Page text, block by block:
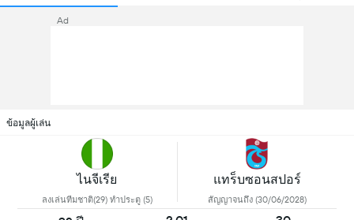
Ad
ข้อมูลผู้เล่น
ไนจีเรีย
ลงเล่นทีมชาติ(29) ทำประตู (5)
แทร็บซอนสปอร์
สัญญาจนถึง (30/06/2028)